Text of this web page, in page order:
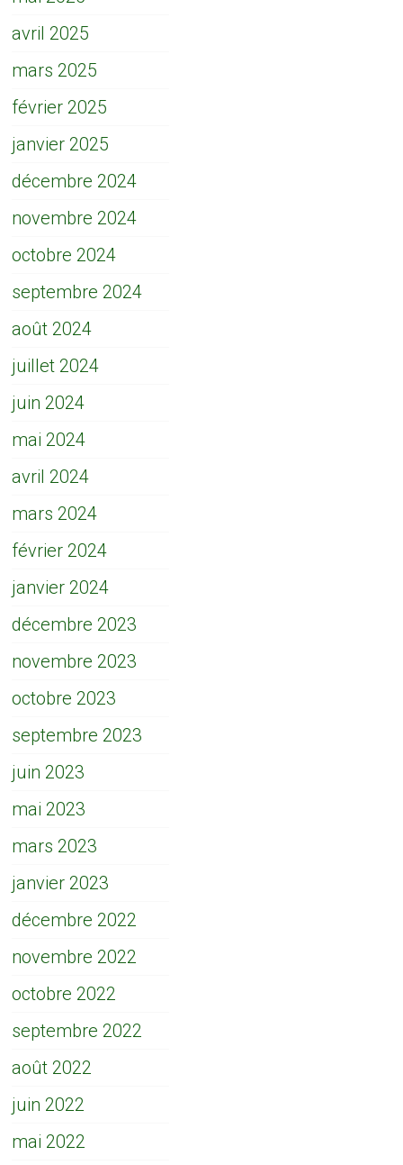
avril 2025
mars 2025
février 2025
janvier 2025
décembre 2024
novembre 2024
octobre 2024
septembre 2024
août 2024
juillet 2024
juin 2024
mai 2024
avril 2024
mars 2024
février 2024
janvier 2024
décembre 2023
novembre 2023
octobre 2023
septembre 2023
juin 2023
mai 2023
mars 2023
janvier 2023
décembre 2022
novembre 2022
octobre 2022
septembre 2022
août 2022
juin 2022
mai 2022